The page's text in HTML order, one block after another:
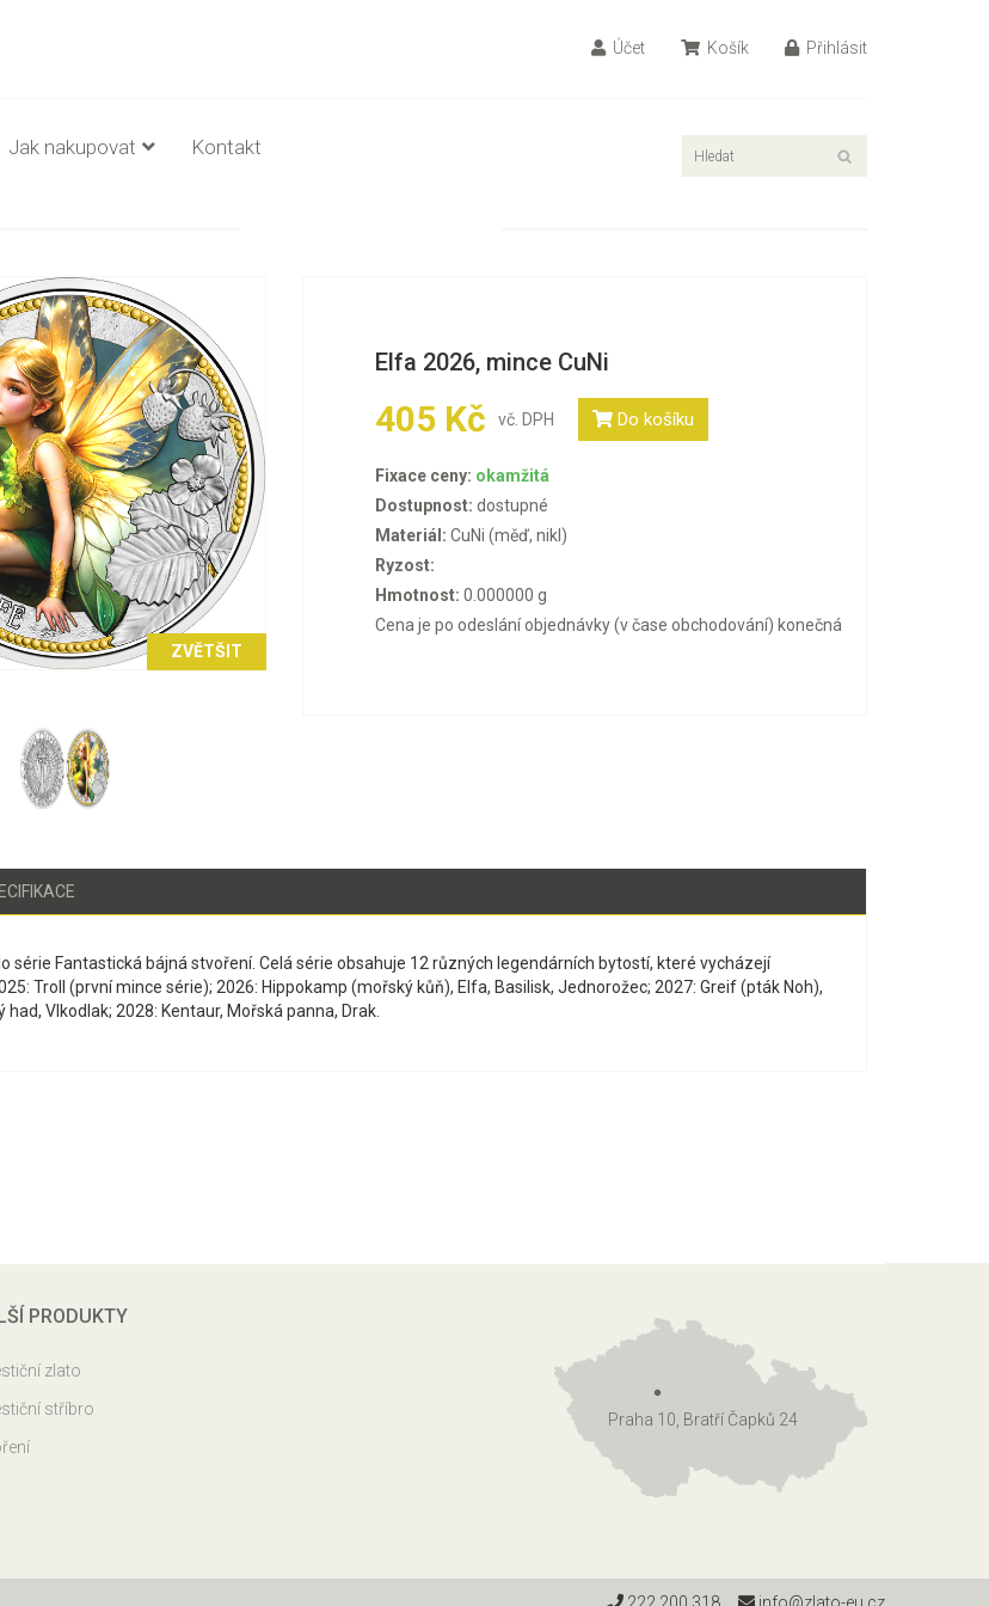
Účet Košík Přihlásit
Jak nakupovat Kontakt
ZVĚTŠIT
Elfa 2026, mince CuNi
405 Kč vč. DPH Do košíku
Fixace ceny: okamžitá
Dostupnost: dostupné
Materiál: CuNi (měď, nikl)
Ryzost:
Hmotnost: 0.000000 g
Cena je po odeslání objednávky (v čase obchodování) konečná
série Fantastická bájná stvoření. Celá série obsahuje 12 různých legendárních bytostí, které vycházejí
Troll (první mince série); 2026: Hippokamp (mořský kůň), Elfa, Basilisk, Jednorožec; 2027: Greif (pták Noh),
had, Vlkodlak; 2028: Kentaur, Mořská panna, Drak.
PRODUKTY
zlato
stříbro
Praha 10, Bratří Čapků 24